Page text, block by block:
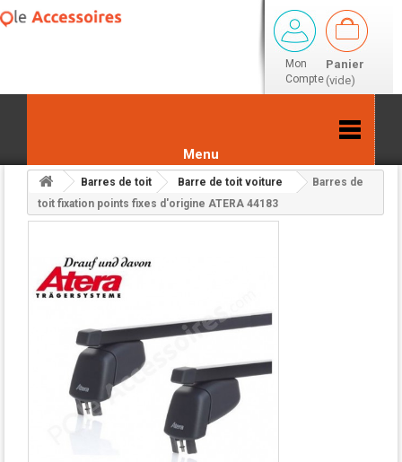
Mon
Compte
Panier
(vide)
Menu
Barres de toit Barre de toit voiture
Barres de
toit fixation points fixes d'origine ATERA 44183Retour aux résultats